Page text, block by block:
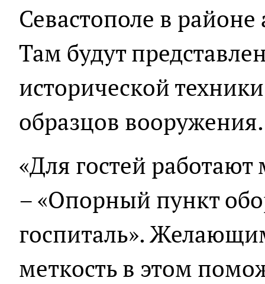
Севастополе в
Там будут
исторической
образцов вооружения.
«Для гостей
– «Опорный пункт
госпиталь».
меткость в этом